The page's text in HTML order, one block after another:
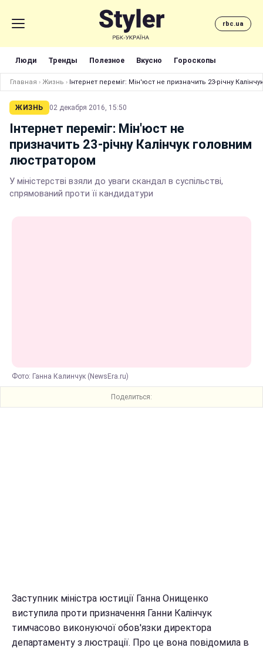
rbc.ua
Люди Тренды Полезное Вкусно Гороскопы
Главная › Жизнь › Інтернет переміг: Мін'юст не призначить 23-річну
ЖИЗНЬ 02 декабря 2016, 15:50
Інтернет переміг: Мін'юст не
призначить 23-річну Калінчук головним
люстратором
У міністерстві взяли до уваги скандал в суспільстві,
спрямований проти її кандидатури
Фото: Ганна Калинчук (NewsEra.ru)
Поделиться:
Заступник міністра юстиції Ганна Онищенко
виступила проти призначення Ганни Калінчук
тимчасово виконуючої обов'язки директора
департаменту з люстрації. Про це вона повідомила в